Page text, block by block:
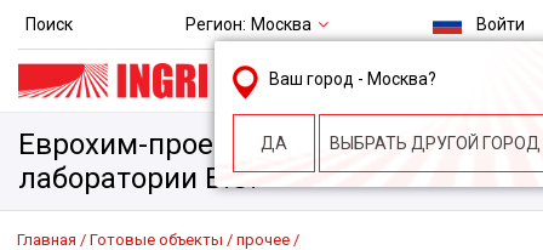
Поиск Регион: Москва
Ваш город - Москва?
ДА ВЫБРАТЬ ДРУГОЙ ГОРОД
Войти
msk@ingri.ru
пн. – пт.: 9.00-18.00
Еврохим-проект химические
лаборатории В.О.
Главная Готовые объекты
прочее